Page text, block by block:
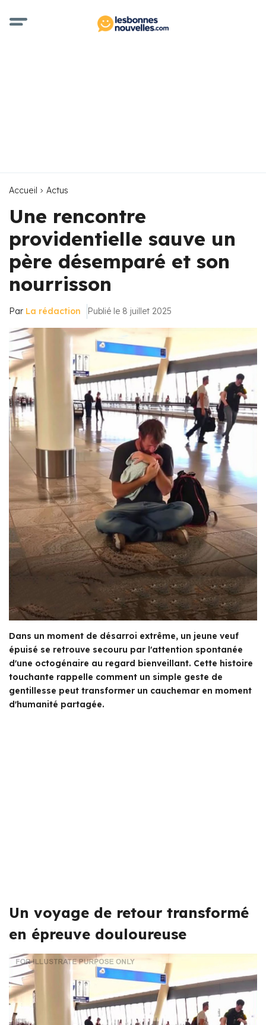
Accueil Actus
Une rencontre
providentielle sauve un
père désemparé et son
nourrisson
Par La rédaction Publié le 8 juillet 2025
Dans un moment de désarroi extrême, un jeune veuf
épuisé se retrouve secouru par l'attention spontanée
d'une octogénaire au regard bienveillant. Cette histoire
touchante rappelle comment un simple geste de
gentillesse peut transformer un cauchemar en moment
d'humanité partagée.
Un voyage de retour transformé
en épreuve douloureuse